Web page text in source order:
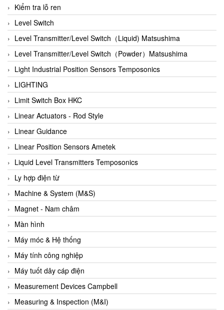
Atrax
Auma
Autec
Auto Flow
Automatic valve
Aventics
Avproglobal
Axiomtek
AZBIL
B&C Electronics
B&R
Babcok wilcox
Baelz Automatic Vietnam
Bahr Modultechnik Vietnam
Balluff
BamBo Vietnam
Barel Vietnam
Barksdale
Bartec
Basco
Kiểm tra lỗ ren
Level Switch
Level Transmitter/Level Switch（Liquid) Matsushima
Level Transmitter/Level Switch（Powder）Matsushima
Light Industrial Position Sensors Temposonics
LIGHTING
Limit Switch Box HKC
Linear Actuators - Rod Style
Linear Guidance
Linear Position Sensors Ametek
Liquid Level Transmitters Temposonics
Ly hợp điện từ
Machine & System (M&S)
Magnet - Nam châm
Màn hình
Máy móc & Hệ thống
Máy tính công nghiệp
Máy tuốt dây cáp điện
Measurement Devices Campbell
Measuring & Inspection (M&I)